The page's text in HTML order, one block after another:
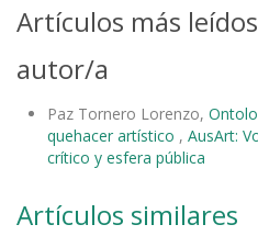
Artículos más
autor/a
Paz Tornero Lorenzo,
quehacer artístico , AusArt:
crítico y esfera pública
Artículos similares